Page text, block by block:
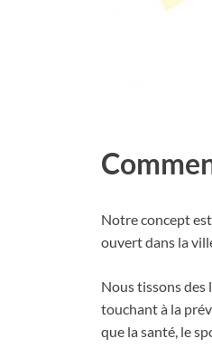
Notre concept
ouvert dans la
Nous tissons des
touchant à la
que la santé, le